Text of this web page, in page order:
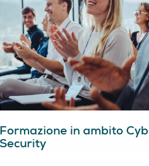
Formazione in ambito
Security